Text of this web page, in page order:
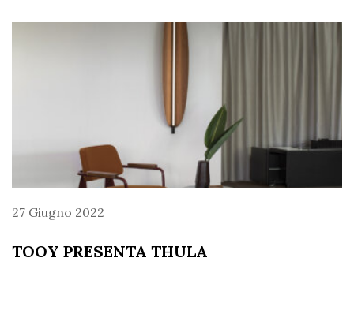
27 Giugno 2022
TOOY PRESENTA THULA